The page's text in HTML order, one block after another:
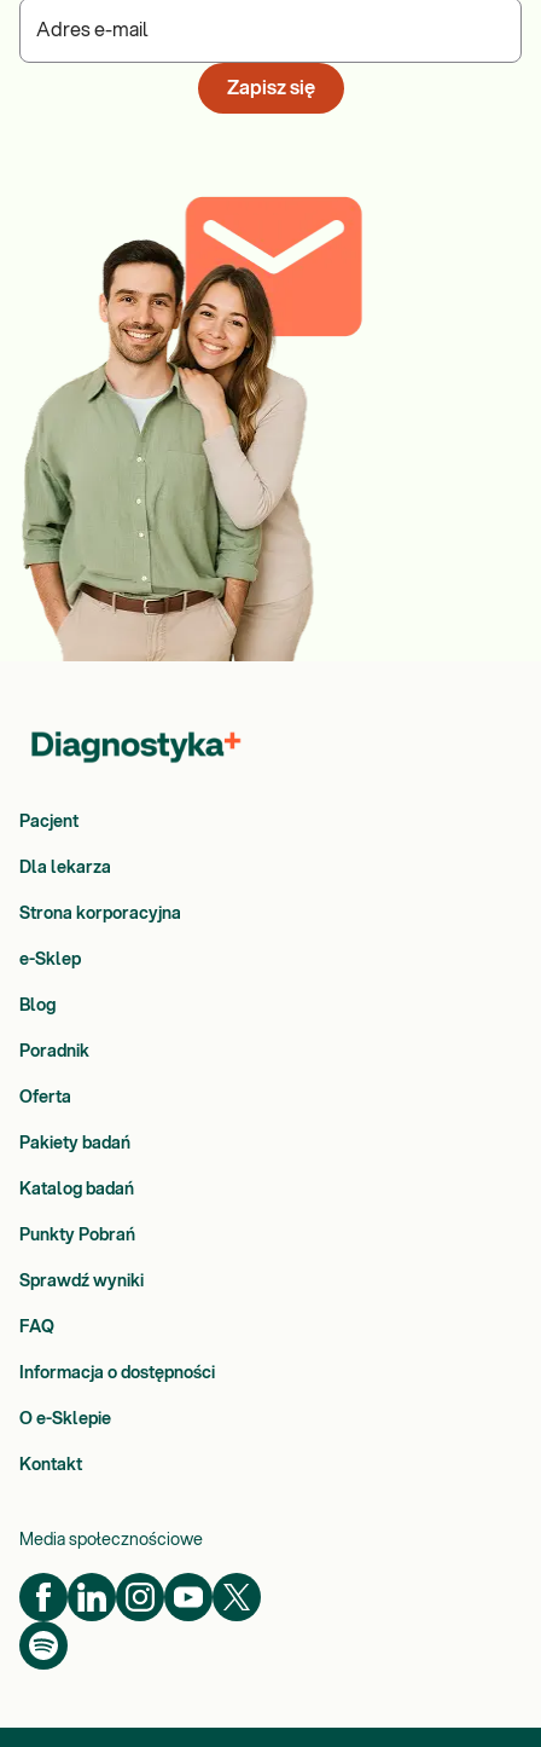
Adres e-mail
Zapisz się
Pacjent
Dla lekarza
Strona korporacyjna
e-Sklep
Blog
Poradnik
Oferta
Pakiety badań
Katalog badań
Punkty Pobrań
Sprawdź wyniki
FAQ
Informacja o dostępności
O e-Sklepie
Kontakt
Media społecznościowe